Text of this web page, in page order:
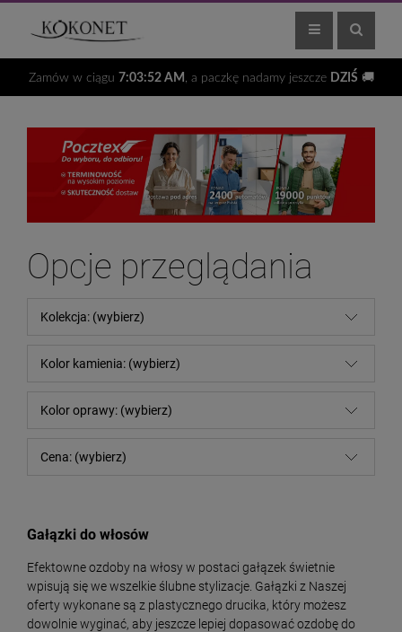
Zamów w ciągu 7:03:51 AM , a paczkę nadamy jeszcze DZIŚ 🚚
Opcje przeglądania
Kolekcja: (wybierz)
Kolor kamienia: (wybierz)
Kolor oprawy: (wybierz)
Cena: (wybierz)
Gałązki do włosów
Efektowne ozdoby na włosy w postaci gałązek świetnie
wpisują się we wszelkie ślubne stylizacje. Gałązki z Naszej
oferty wykonane są z plastycznego drucika, który możesz
dowolnie wyginać, aby jeszcze lepiej dopasować ozdobę do